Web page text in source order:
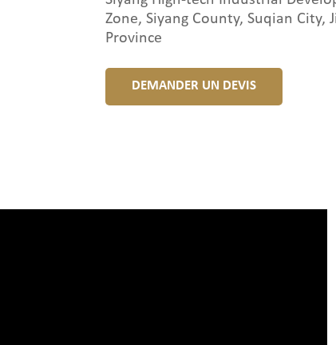
Zone, Siyang County, Suqian City,
Province
DEMANDER UN DEVIS